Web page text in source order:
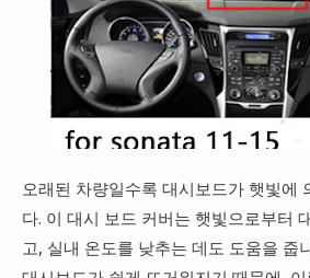
오래된 차량일수록 대시보드가 햇빛에
다. 이 대시 보드 커버는 햇빛으로부터
고, 실내 온도를 낮추는 데도 도움을 줍